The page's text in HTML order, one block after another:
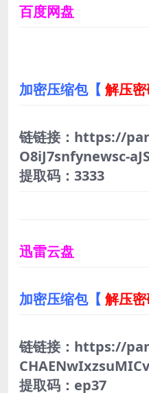
百度网盘
加密压缩包【 解压
链链接：https://
O8iJ7snfynewsc-
提取码：3333
迅雷云盘
加密压缩包【 解压
链链接：https://
提取码：ep37